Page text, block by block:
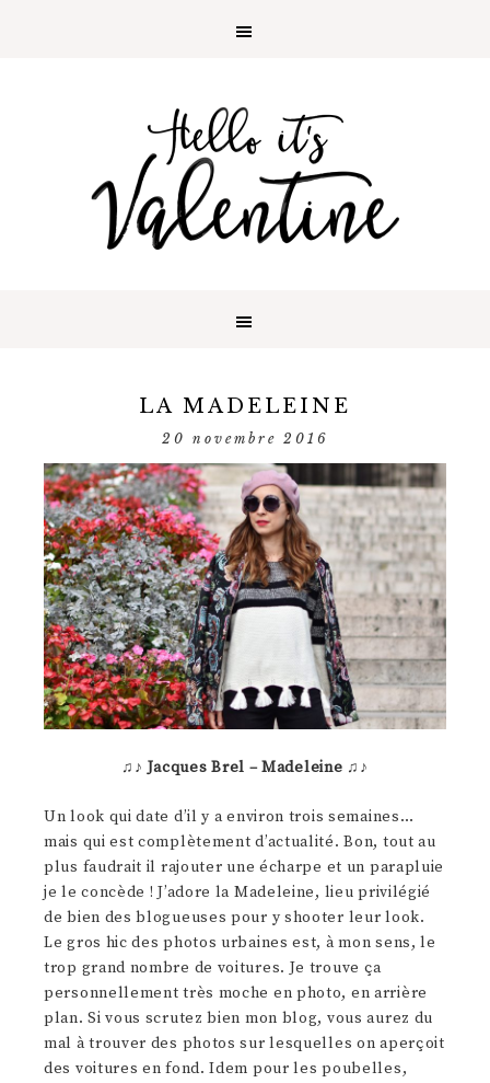
LA MADELEINE
20 novembre 2016
♫♪ Jacques Brel – Madeleine ♫♪
Un look qui date d’il y a environ trois semaines…
mais qui est complètement d’actualité. Bon, tout au
plus faudrait il rajouter une écharpe et un parapluie
je le concède ! J’adore la Madeleine, lieu privilégié
de bien des blogueuses pour y shooter leur look.
Le gros hic des photos urbaines est, à mon sens, le
trop grand nombre de voitures. Je trouve ça
personnellement très moche en photo, en arrière
plan. Si vous scrutez bien mon blog, vous aurez du
mal à trouver des photos sur lesquelles on aperçoit
des voitures en fond. Idem pour les poubelles,